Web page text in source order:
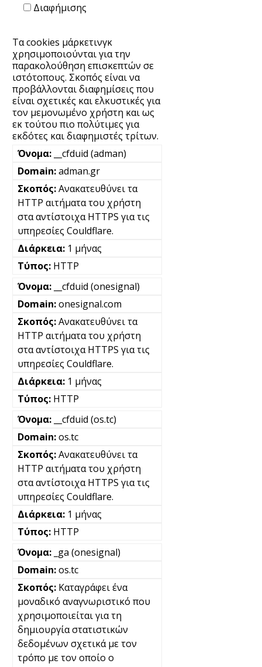
Διαφήμισης
Τα cookies μάρκετινγκ
χρησιμοποιούνται για την
παρακολούθηση επισκεπτών σε
ιστότοπους. Σκοπός είναι να
προβάλλονται διαφημίσεις που
είναι σχετικές και ελκυστικές για
τον μεμονωμένο χρήστη και ως
εκ τούτου πιο πολύτιμες για
εκδότες και διαφημιστές τρίτων.
__cfduid (adman)
adman.gr
Ανακατευθύνει τα
HTTP αιτήματα του χρήστη
στα αντίστοιχα HTTPS για τις
υπηρεσίες Couldflare.
1 μήνας
HTTP
__cfduid (onesignal)
onesignal.com
Ανακατευθύνει τα
HTTP αιτήματα του χρήστη
στα αντίστοιχα HTTPS για τις
υπηρεσίες Couldflare.
1 μήνας
HTTP
__cfduid (os.tc)
os.tc
Ανακατευθύνει τα
HTTP αιτήματα του χρήστη
στα αντίστοιχα HTTPS για τις
υπηρεσίες Couldflare.
1 μήνας
HTTP
_ga (onesignal)
os.tc
Καταγράφει ένα
μοναδικό αναγνωριστικό που
χρησιμοποιείται για τη
δημιουργία στατιστικών
δεδομένων σχετικά με τον
τρόπο με τον οποίο ο